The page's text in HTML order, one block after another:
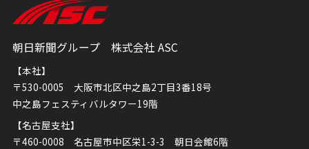
朝日新聞グループ 株式会社 ASC
【本社】
〒530-0005 大阪市北区中之島2丁目3番18号
中之島フェスティバルタワー19階
【名古屋支社】
〒460-0008 名古屋市中区栄1-3-3 朝日会館6階